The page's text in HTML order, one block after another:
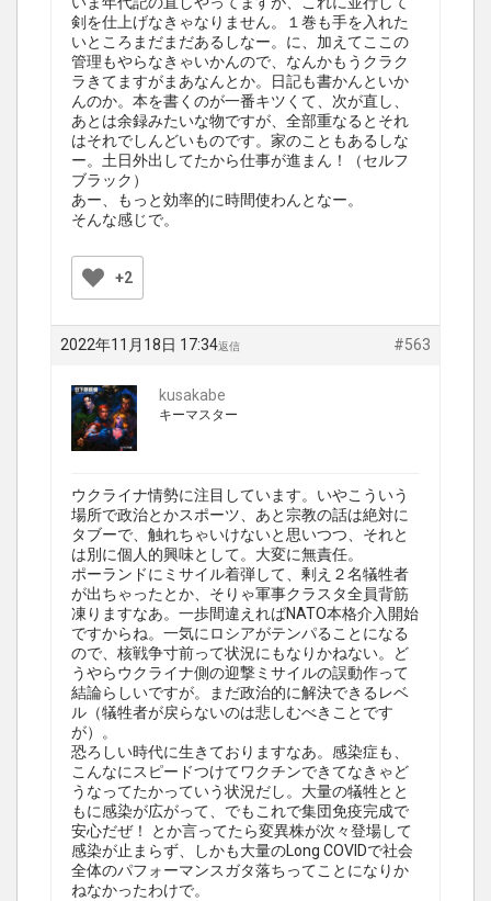
剣を仕上げなきゃなりません。１巻も手を入れた
いところまだまだあるしなー。に、加えてここの
管理もやらなきゃいかんので、なんかもうクラク
ラきてますがまあなんとか。日記も書かんといか
んのか。本を書くのが一番キツくて、次が直し、
あとは余録みたいな物ですが、全部重なるとそれ
はそれでしんどいものです。家のこともあるしな
ー。土日外出してたから仕事が進まん！（セルフ
ブラック）
あー、もっと効率的に時間使わんとなー。
そんな感じで。
+2
2022年11月18日 17:34 #563
返信
kusakabe
キーマスター
ウクライナ情勢に注目しています。いやこういう
場所で政治とかスポーツ、あと宗教の話は絶対に
タブーで、触れちゃいけないと思いつつ、それと
は別に個人的興味として。大変に無責任。
ポーランドにミサイル着弾して、剰え２名犠牲者
が出ちゃったとか、そりゃ軍事クラスタ全員背筋
凍りますなあ。一歩間違えればNATO本格介入開始
ですからね。一気にロシアがテンパることになる
ので、核戦争寸前って状況にもなりかねない。ど
うやらウクライナ側の迎撃ミサイルの誤動作って
結論らしいですが。まだ政治的に解決できるレベ
ル（犠牲者が戻らないのは悲しむべきことです
が）。
恐ろしい時代に生きておりますなあ。感染症も、
こんなにスピードつけてワクチンできてなきゃど
うなってたかっていう状況だし。大量の犠牲とと
もに感染が広がって、でもこれで集団免疫完成で
安心だぜ！ とか言ってたら変異株が次々登場して
感染が止まらず、しかも大量のLong COVIDで社会
全体のパフォーマンスガタ落ちってことになりか
ねなかったわけで。